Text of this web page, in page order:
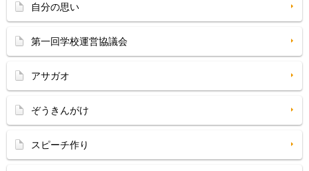
自分の思い
第一回学校運営協議会
アサガオ
ぞうきんがけ
スピーチ作り